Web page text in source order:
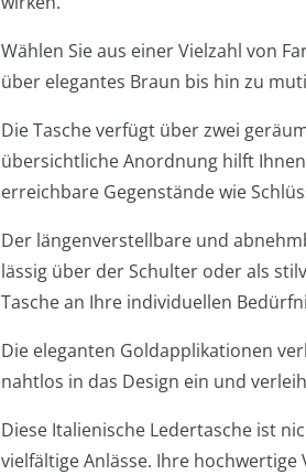
Wählen Sie aus einer Vielzahl von
über elegantes Braun bis hin zu
Die Tasche verfügt über zwei
übersichtliche Anordnung hilft
erreichbare Gegenstände wie
Der längenverstellbare und
lässig über der Schulter oder als
Tasche an Ihre individuellen
Die eleganten Goldapplikationen
nahtlos in das Design ein und
Diese Italienische Ledertasche ist
vielfältige Anlässe. Ihre